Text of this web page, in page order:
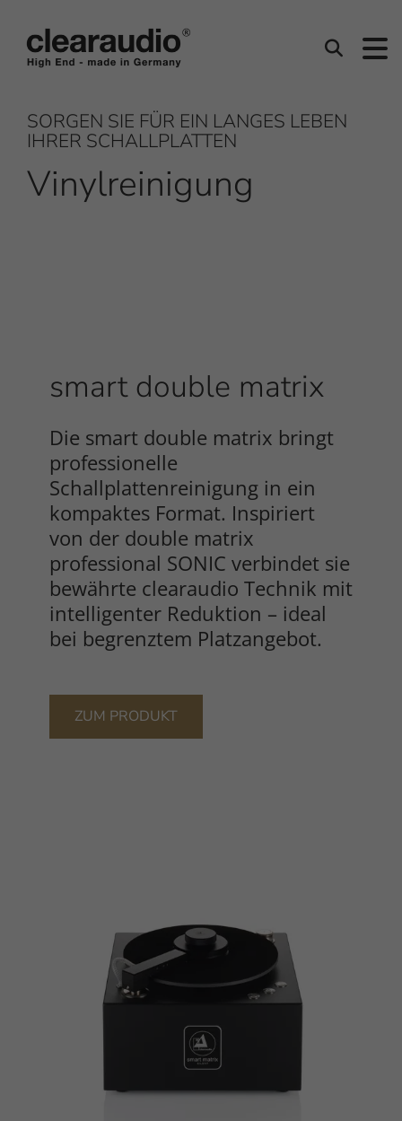
Suchen
SORGEN SIE FÜR EIN LANGES LEBEN
IHRER SCHALLPLATTEN
Vinylreinigung
smart double matrix
Die smart double matrix bringt
professionelle
Schallplattenreinigung in ein
kompaktes Format. Inspiriert
von der double matrix
professional SONIC verbindet sie
bewährte clearaudio Technik mit
intelligenter Reduktion – ideal
bei begrenztem Platzangebot.
ZUM PRODUKT